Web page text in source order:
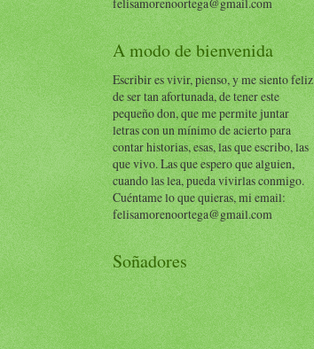
A modo de bienvenida
Escribir es vivir, pienso, y me siento feliz
de ser tan afortunada, de tener este
pequeño don, que me permite juntar
letras con un mínimo de acierto para
contar historias, esas, las que escribo, las
que vivo. Las que espero que alguien,
cuando las lea, pueda vivirlas conmigo.
Cuéntame lo que quieras, mi email:
felisamorenoortega@gmail.com
Soñadores